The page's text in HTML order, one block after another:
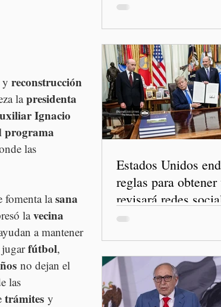
y reconstrucción
la presidenta
Ignacio
programa
las
fomenta la sana
la vecina
a mantener
jugar fútbol,
no dejan el
las
trámites y
Estados Unidos
reglas para obtener
revisará redes
freno al Turismo de